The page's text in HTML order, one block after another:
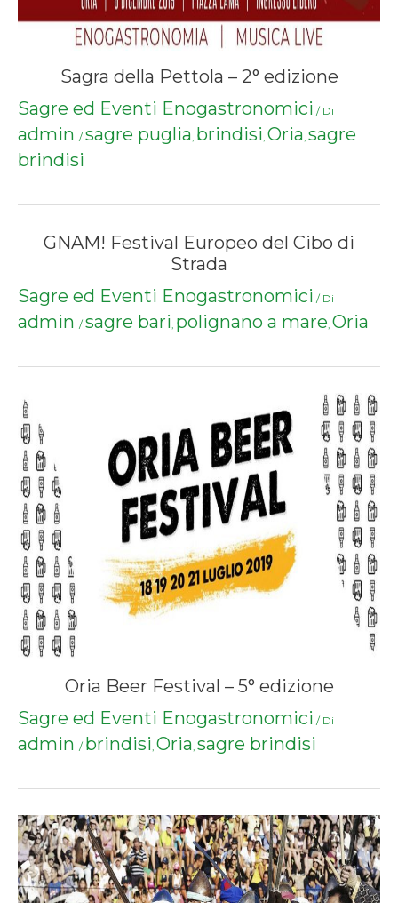
Sagra della Pettola – 2° edizione
Sagre ed Eventi Enogastronomici / Di
admin / sagre puglia, brindisi, Oria, sagre
brindisi
GNAM! Festival Europeo del Cibo di
Strada
Sagre ed Eventi Enogastronomici / Di
admin / sagre bari, polignano a mare, Oria
Oria Beer Festival – 5° edizione
Sagre ed Eventi Enogastronomici / Di
admin / brindisi Oria sagre brindisi